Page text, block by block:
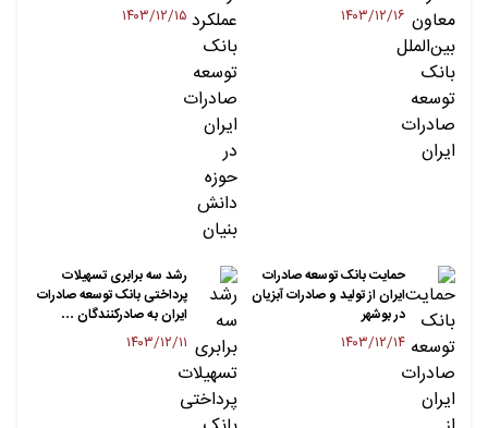
۱۴۰۳/۱۲/۱۶ ۱۴۰۳/۱۲/۱۵
حمایت بانک توسعه صادرات
ایران از تولید و صادرات آبزیان
در بوشهر
۱۴۰۳/۱۲/۱۴
رشد سه برابری تسهیلات
پرداختی بانک توسعه صادرات
ایران به صادرکنندگان …
۱۴۰۳/۱۲/۱۱